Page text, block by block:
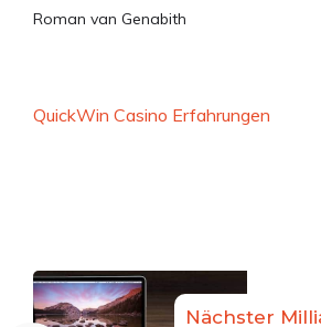
Roman van Genabith
QuickWin Casino Erfahrungen
Nächster